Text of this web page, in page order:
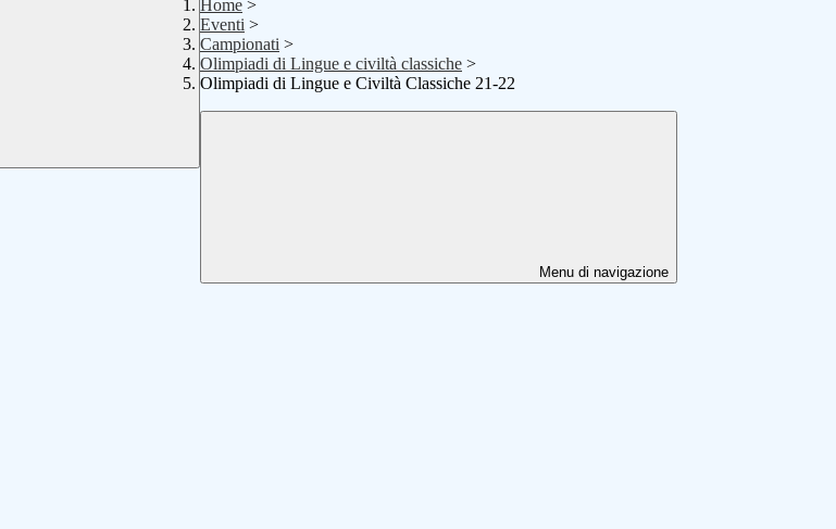
Home >
Eventi >
Campionati >
Olimpiadi di Lingue e civiltà classiche >
Olimpiadi di Lingue e Civiltà Classiche 21-22
Menu di navigazione